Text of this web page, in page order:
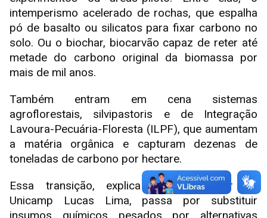
intemperismo acelerado de rochas, que espalha
pó de basalto ou silicatos para fixar carbono no
solo. Ou o biochar, biocarvão capaz de reter até
metade do carbono original da biomassa por
mais de mil anos.
Também entram em cena sistemas
agroflorestais, silvipastoris e de Integração
Lavoura-Pecuária-Floresta (ILPF), que aumentam
a matéria orgânica e capturam dezenas de
toneladas de carbono por hectare.
Essa transição, explica o pesquisador da
Unicamp Lucas Lima, passa por substituir